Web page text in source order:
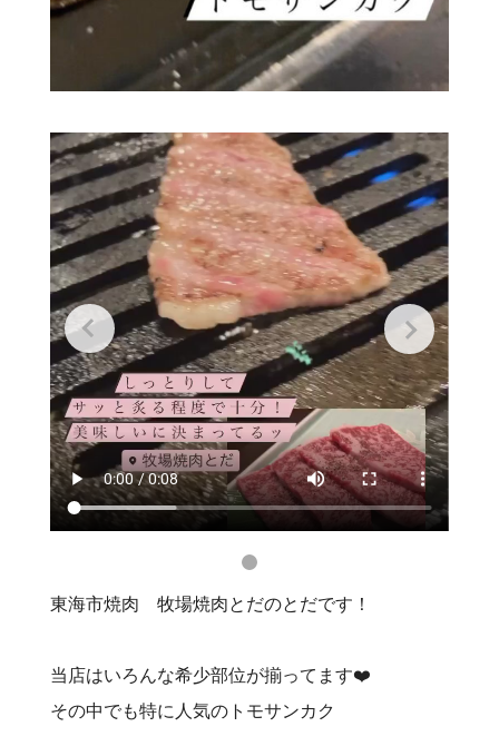
東海市焼肉 牧場焼肉とだのとだです！
当店はいろんな希少部位が揃ってます❤️‍
その中でも特に人気のトモサンカク